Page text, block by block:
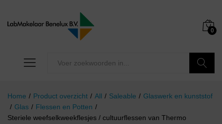
0
Home / Product overzicht / All / Saleable / Glaswerk en kunststof
/ Glas / Flessen en Potten /
Steriele weefselkweekflesjes / cultuurflessen van Thermo